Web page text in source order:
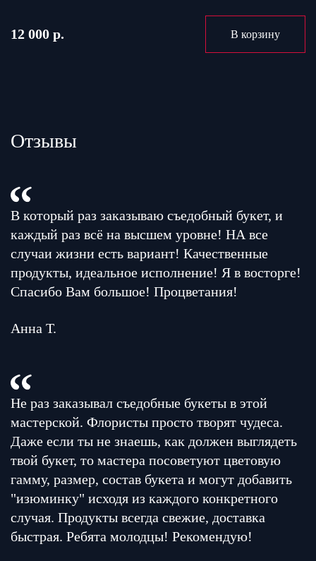
12 000 р. В корзину
Отзывы
В который раз заказываю съедобный букет, и
каждый раз всё на высшем уровне! НА все
случаи жизни есть вариант! Качественные
продукты, идеальное исполнение! Я в восторге!
Спасибо Вам большое! Процветания!
Анна Т.
Не раз заказывал съедобные букеты в этой
мастерской. Флористы просто творят чудеса.
Даже если ты не знаешь, как должен выглядеть
твой букет, то мастера посоветуют цветовую
гамму, размер, состав букета и могут добавить
"изюминку" исходя из каждого конкретного
случая. Продукты всегда свежие, доставка
быстрая. Ребята молодцы! Рекомендую!